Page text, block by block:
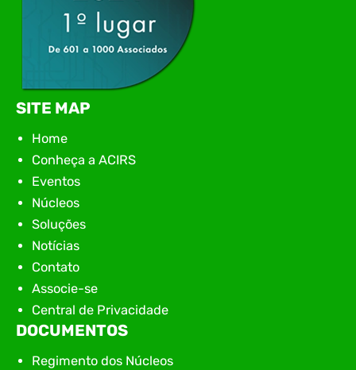
SITE MAP
Home
Conheça a ACIRS
Eventos
Núcleos
Soluções
Notícias
Contato
Associe-se
Central de Privacidade
DOCUMENTOS
Regimento dos Núcleos